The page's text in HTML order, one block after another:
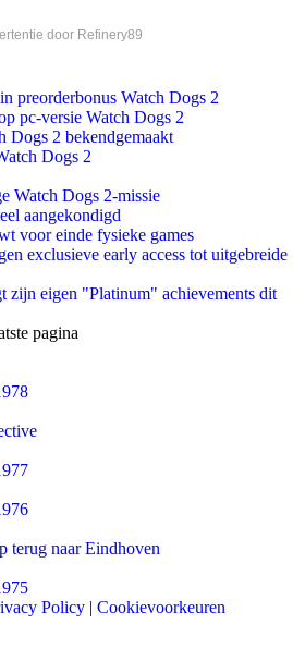
door Refinery89
preorderbonus Watch Dogs 2
pc-versie Watch Dogs 2
Dogs 2 bekendgemaakt
Dogs 2
Watch Dogs 2-missie
aangekondigd
voor einde fysieke games
exclusieve early access tot uitgebreide
eigen "Platinum" achievements dit
pagina
terug naar Eindhoven
Policy | Cookievoorkeuren